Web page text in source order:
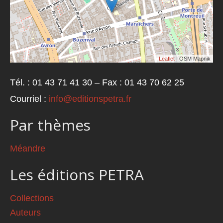
Leaflet | OSM Mapnik
Tél. : 01 43 71 41 30 – Fax : 01 43 70 62 25
Courriel : info@editionspetra.fr
Par thèmes
Méandre
Les éditions PETRA
Collections
Auteurs